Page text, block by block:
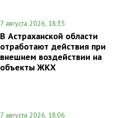
7 августа 2026, 18:35
В Астраханской области
отработают действия при
внешнем воздействии на
объекты ЖКХ
7 августа 2026, 18:06